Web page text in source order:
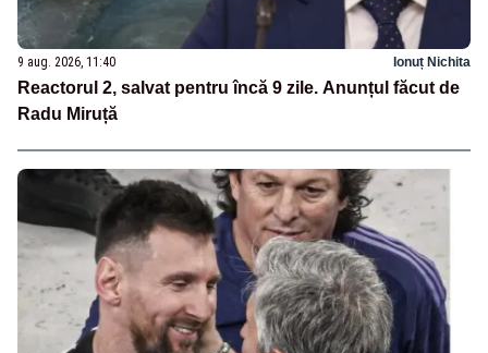
9 aug. 2026, 11:40 Ionuț Nichita
Reactorul 2, salvat pentru încă 9 zile. Anunțul făcut de
Radu Miruță